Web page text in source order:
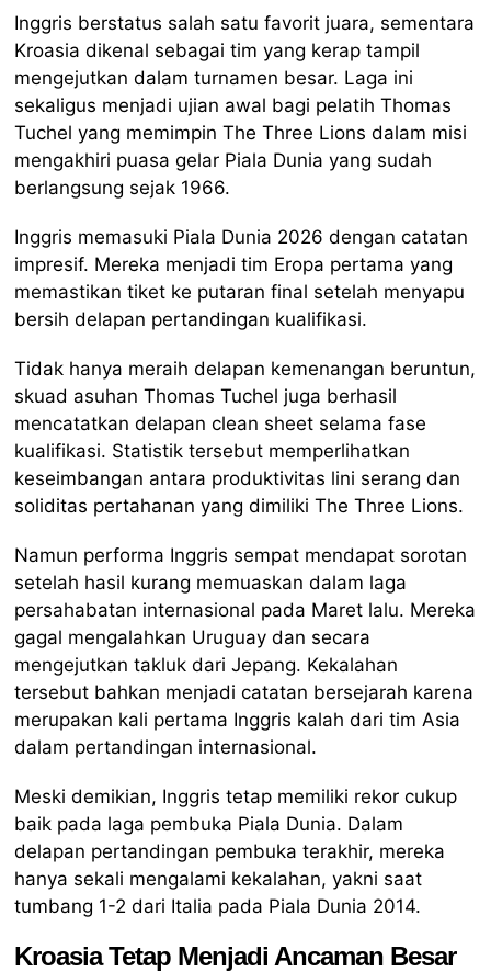
Inggris berstatus salah satu favorit juara, sementara
Kroasia dikenal sebagai tim yang kerap tampil
mengejutkan dalam turnamen besar. Laga ini
sekaligus menjadi ujian awal bagi pelatih Thomas
Tuchel yang memimpin The Three Lions dalam misi
mengakhiri puasa gelar Piala Dunia yang sudah
berlangsung sejak 1966.
Inggris memasuki Piala Dunia 2026 dengan catatan
impresif. Mereka menjadi tim Eropa pertama yang
memastikan tiket ke putaran final setelah menyapu
bersih delapan pertandingan kualifikasi.
Tidak hanya meraih delapan kemenangan beruntun,
skuad asuhan Thomas Tuchel juga berhasil
mencatatkan delapan clean sheet selama fase
kualifikasi. Statistik tersebut memperlihatkan
keseimbangan antara produktivitas lini serang dan
soliditas pertahanan yang dimiliki The Three Lions.
Namun performa Inggris sempat mendapat sorotan
setelah hasil kurang memuaskan dalam laga
persahabatan internasional pada Maret lalu. Mereka
gagal mengalahkan Uruguay dan secara
mengejutkan takluk dari Jepang. Kekalahan
tersebut bahkan menjadi catatan bersejarah karena
merupakan kali pertama Inggris kalah dari tim Asia
dalam pertandingan internasional.
Meski demikian, Inggris tetap memiliki rekor cukup
baik pada laga pembuka Piala Dunia. Dalam
delapan pertandingan pembuka terakhir, mereka
hanya sekali mengalami kekalahan, yakni saat
tumbang 1-2 dari Italia pada Piala Dunia 2014.
Kroasia Tetap Menjadi Ancaman Besar